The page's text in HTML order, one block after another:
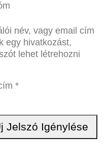
név, vagy email cím
egy hivatkozást,
lehet létrehozni
*Kötelező
Jelszó Igénylése